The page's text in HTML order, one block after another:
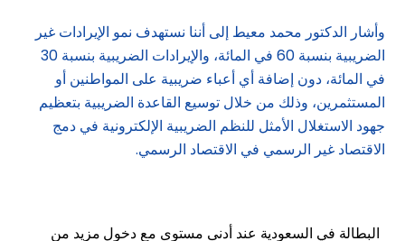
وأشار الدكتور محمد معيط إلى أننا نستهدف نمو الإيرادات غير
الضريبية بنسبة 60 في المائة، والإيرادات الضريبية بنسبة 30
في المائة، دون إضافة أي أعباء ضريبية على المواطنين أو
المستثمرين، وذلك من خلال توسيع القاعدة الضريبية بتعظيم
جهود الاستغلال الأمثل للنظم الضريبية الإلكترونية في دمج
الاقتصاد غير الرسمي في الاقتصاد الرسمي.
البطالة في السعودية عند أدنى مستوى مع دخول مزيد من